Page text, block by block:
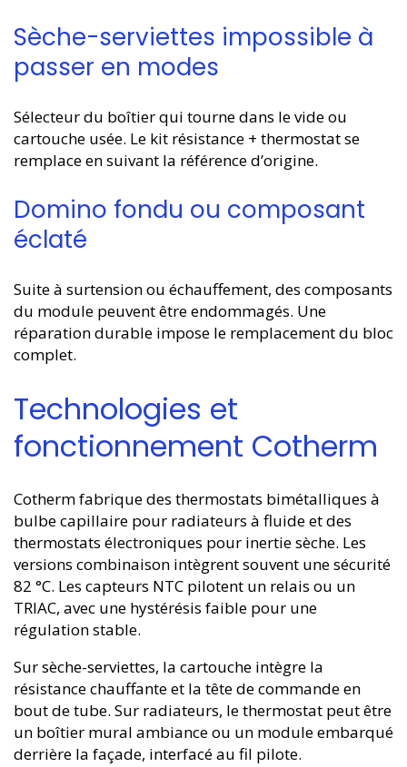
Sèche-serviettes impossible à
passer en modes
Sélecteur du boîtier qui tourne dans le vide ou
cartouche usée. Le kit résistance + thermostat se
remplace en suivant la référence d’origine.
Domino fondu ou composant
éclaté
Suite à surtension ou échauffement, des composants
du module peuvent être endommagés. Une
réparation durable impose le remplacement du bloc
complet.
Technologies et
fonctionnement Cotherm
Cotherm fabrique des thermostats bimétalliques à
bulbe capillaire pour radiateurs à fluide et des
thermostats électroniques pour inertie sèche. Les
versions combinaison intègrent souvent une sécurité
82 °C. Les capteurs NTC pilotent un relais ou un
TRIAC, avec une hystérésis faible pour une
régulation stable.
Sur sèche-serviettes, la cartouche intègre la
résistance chauffante et la tête de commande en
bout de tube. Sur radiateurs, le thermostat peut être
un boîtier mural ambiance ou un module embarqué
derrière la façade, interfacé au fil pilote.